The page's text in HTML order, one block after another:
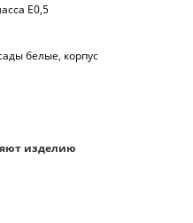
Е0,5
белые, корпус
изделию